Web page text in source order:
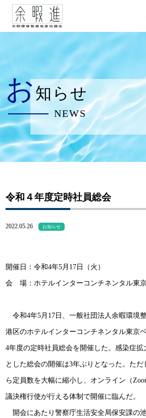
お知らせ
NEWS
令和４年度定時社員総会
2022.05.26 お知らせ
開催日：令和4年5月17日（火）
会 場：ホテルインターコンチネンタル東
令和4年5月17日、一般社団法人余暇環境
港区のホテルインターコンチネンタル東京
4年度の定時社員総会を開催した。感染症
とした総会の開催は3年ぶりとなった。た
ら定員数を大幅に縮小し、オンライン（
議決権行使が行える体制で開催に臨んだ。
開会にあたり警察庁生活安全局保安課の